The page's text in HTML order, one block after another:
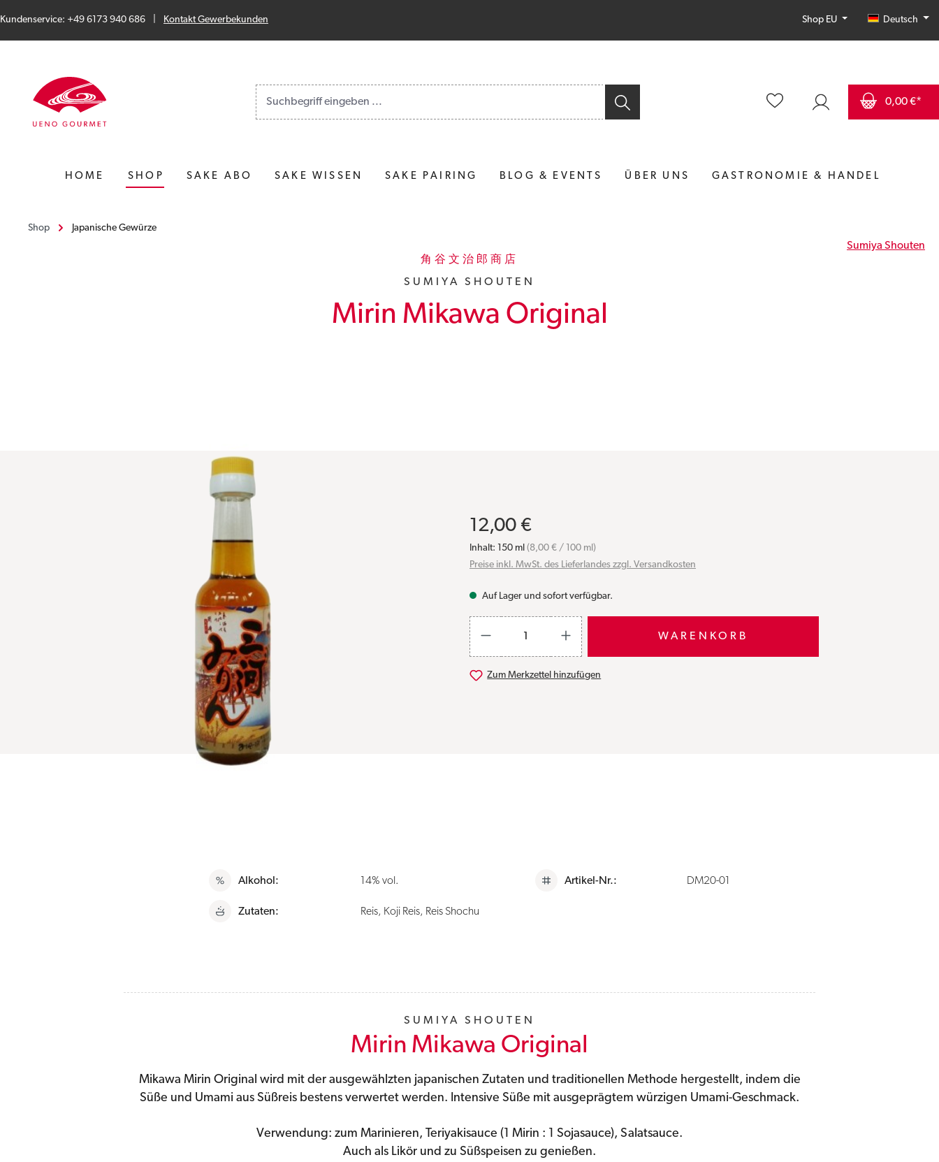
Kundenservice: +49 6173 940 686 Kontakt Gewerbekunden Shop EU Deutsch
Keine Suchergebnisse gefunden.
0,00 €*
HOME SHOP SAKE ABO SAKE WISSEN SAKE PAIRING BLOG & EVENTS ÜBER UNS GASTRONOMIE & HANDEL
Shop Japanische Gewürze
角谷文治郎商店
SUMIYA SHOUTEN
Mirin Mikawa Original
Sumiya Shouten
12,00 €
Inhalt: 150 ml (8,00 € / 100 ml)
Preise inkl. MwSt. des Lieferlandes zzgl. Versandkosten
Auf Lager und sofort verfügbar.
Produkt Anzahl: Gib den gewünschten Wert ein oder benutze die Schaltflächen um die
WARENKORB
Zum Merkzettel hinzufügen
Alkohol: 14% vol. Artikel-Nr.: DM20-01
Zutaten: Reis, Koji Reis, Reis Shochu
SUMIYA SHOUTEN
Mirin Mikawa Original
Mikawa Mirin Original wird mit der ausgewählzten japanischen Zutaten und traditionellen Methode hergestellt, indem die
Süße und Umami aus Süßreis bestens verwertet werden. Intensive Süße mit ausgeprägtem würzigen Umami-Geschmack.
Verwendung: zum Marinieren, Teriyakisauce (1 Mirin : 1 Sojasauce), Salatsauce.
Auch als Likör und zu Süßspeisen zu genießen.